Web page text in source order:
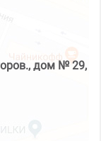
дом № 29,